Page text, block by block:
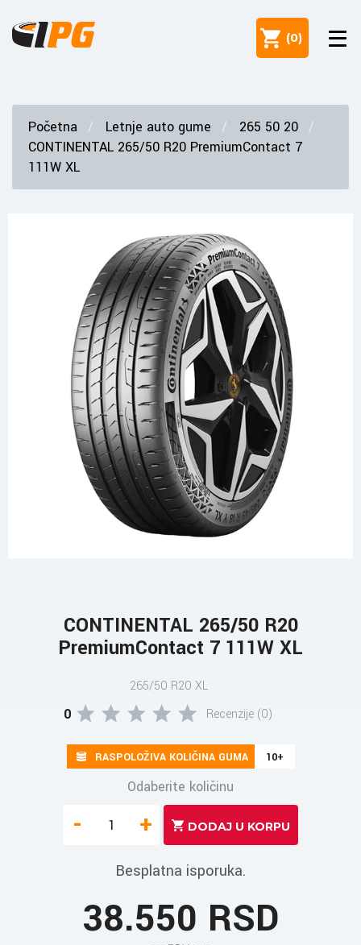
(0)
Početna Letnje auto gume
265 50 20
CONTINENTAL 265/50 R20 PremiumContact 7
111W XL
CONTINENTAL 265/50 R20
PremiumContact 7 111W XL
265/50 R20 XL
0 Recenzije (0)
RASPOLOŽIVA KOLIČINA GUMA 10+
Odaberite količinu
- +
Besplatna isporuka.
38.550 RSD